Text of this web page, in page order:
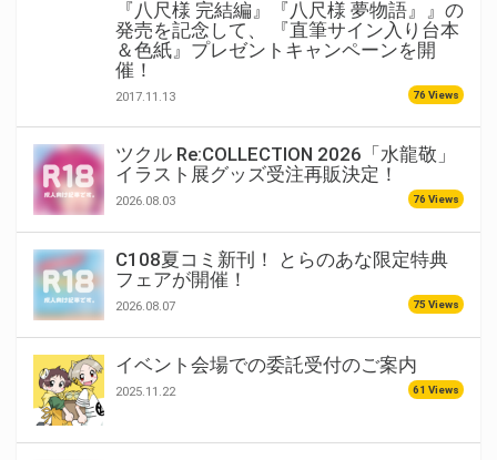
『八尺様 完結編』『八尺様 夢物語』』の
発売を記念して、 『直筆サイン入り台本
＆色紙』プレゼントキャンペーンを開
催！
2017.11.13 76 Views
ツクル Re:COLLECTION 2026「水龍敬」
イラスト展グッズ受注再販決定！
2026.08.03 76 Views
C108夏コミ新刊！ とらのあな限定特典
フェアが開催！
2026.08.07 75 Views
イベント会場での委託受付のご案内
2025.11.22 61 Views